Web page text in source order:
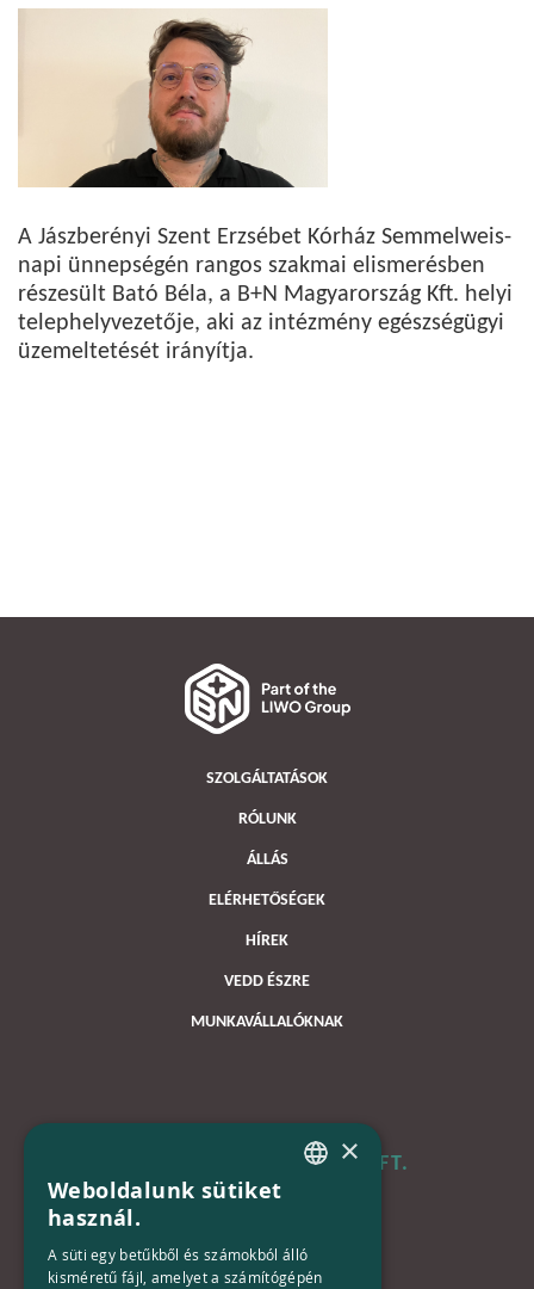
A Jászberényi Szent Erzsébet Kórház Semmelweis-
napi ünnepségén rangos szakmai elismerésben
részesült Bató Béla, a B+N Magyarország Kft. helyi
telephelyvezetője, aki az intézmény egészségügyi
üzemeltetését irányítja.
SZOLGÁLTATÁSOK
RÓLUNK
ÁLLÁS
ELÉRHETŐSÉGEK
HÍREK
VEDD ÉSZRE
MUNKAVÁLLALÓKNAK
B+N MAGYARORSZÁG KFT.
1133 Budapest,
Váci út 116-118.
×
Weboldalunk sütiket
használ.
A süti egy betűkből és számokból álló
kisméretű fájl, amelyet a számítógépén